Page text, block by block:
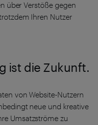
über Verstöße gegen
Ihren Nutzer
ist die Zukunft.
von Website-Nutzern
neue und kreative
Umsatzströme zu